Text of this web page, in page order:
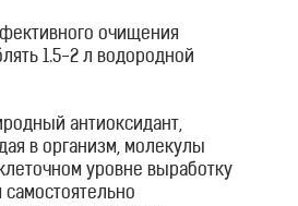
очищения
1.5-2 л водородной
антиоксидант,
в организм, молекулы
уровне выработку